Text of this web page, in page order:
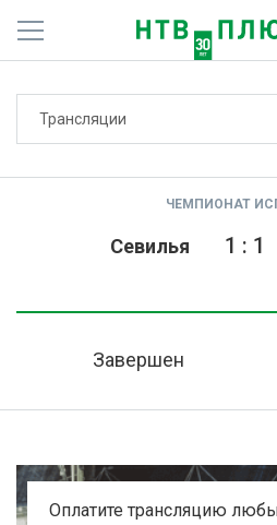
Активировать промокод
Трансляции
ЧЕМПИОНАТ
Севилья 1 : 1
Завершен
Оплатите трансляцию